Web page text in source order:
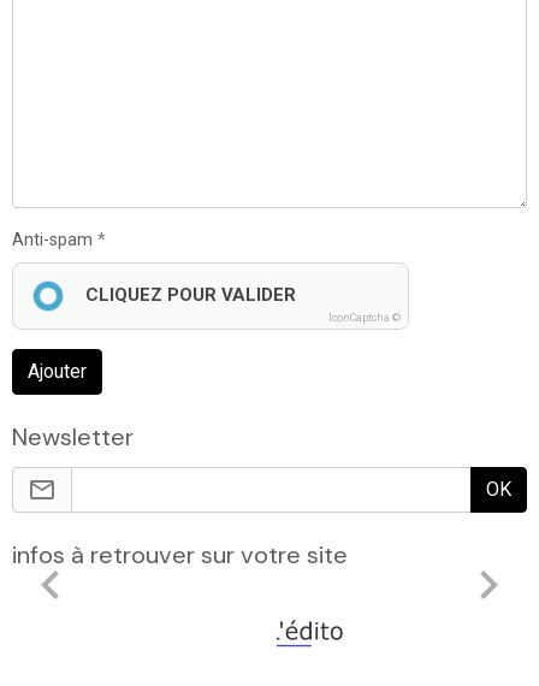
Anti-spam
CLIQUEZ POUR VALIDER
IconCaptcha ©
Ajouter
Newsletter
OK
infos à retrouver sur votre site